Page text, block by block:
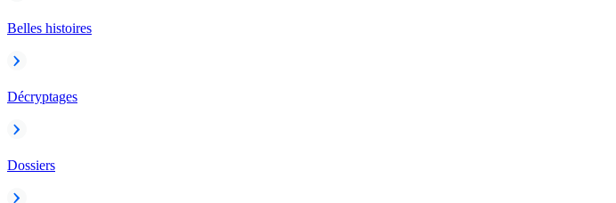
Belles histoires
Décryptages
Dossiers